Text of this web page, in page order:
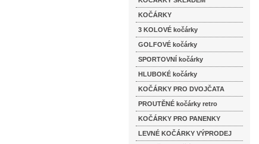
KOČÁRKY
3 KOLOVÉ kočárky
GOLFOVÉ kočárky
SPORTOVNÍ kočárky
HLUBOKÉ kočárky
KOČÁRKY PRO DVOJČATA
PROUTĚNÉ kočárky retro
KOČÁRKY PRO PANENKY
LEVNÉ KOČÁRKY VÝPRODEJ